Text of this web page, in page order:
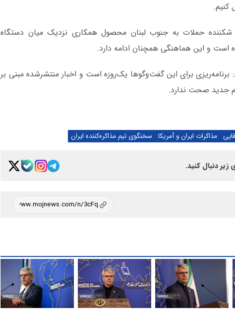
کنیم.
حملات به جنوب لبنان محصول همکاری نزدیک میان دستگاه
است و این هماهنگی همچنان ادامه دارد.
برنامه‌ریزی برای این گفت‌وگوها یک‌روزه است و اخبار منتشرشده مبنی بر
جدید صحت ندارد.
مذاکرات ایران و آمریکا سخنگوی تیم مذاکره‌کننده ایران
زیر دنبال کنید.